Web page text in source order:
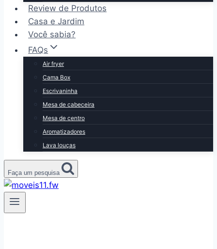
Review de Produtos
Casa e Jardim
Você sabia?
FAQs
Air fryer
Cama Box
Escrivaninha
Mesa de cabeceira
Mesa de centro
Aromatizadores
Lava louças
Faça um pesquisa